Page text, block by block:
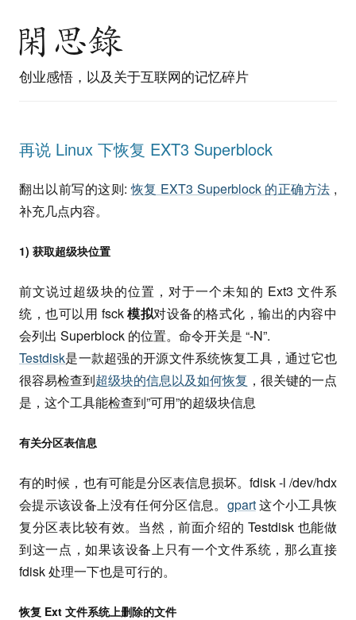
创业感悟，以及关于互联网的记忆碎片
再说 Linux 下恢复 EXT3 Superblock
翻出以前写的这则:恢复 EXT3 Superblock 的正确方法 ,
补充几点内容。
1) 获取超级块位置
前文说过超级块的位置，对于一个未知的 Ext3 文件系
统，也可以用 fsck模拟对设备的格式化，输出的内容中
会列出 Superblock 的位置。命令开关是 “-N”.
Testdisk是一款超强的开源文件系统恢复工具，通过它也
很容易检查到超级块的信息以及如何恢复 ，很关键的一点
是，这个工具能检查到”可用”的超级块信息
有关分区表信息
有的时候，也有可能是分区表信息损坏。fdisk -l /dev/hdx
会提示该设备上没有任何分区信息。 gpart这个小工具恢
复分区表比较有效。当然，前面介绍的 Testdisk 也能做
到这一点，如果该设备上只有一个文件系统，那么直接
fdisk 处理一下也是可行的。
恢复 Ext 文件系统上删除的文件